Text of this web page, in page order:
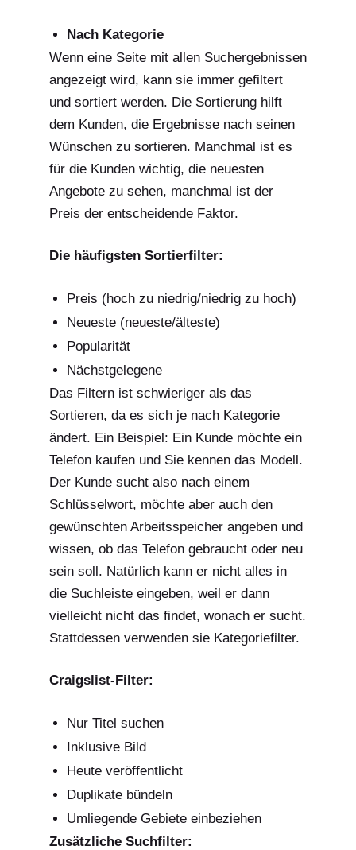
Nach Kategorie
Wenn eine Seite mit allen Suchergebnissen
angezeigt wird, kann sie immer gefiltert
und sortiert werden. Die Sortierung hilft
dem Kunden, die Ergebnisse nach seinen
Wünschen zu sortieren. Manchmal ist es
für die Kunden wichtig, die neuesten
Angebote zu sehen, manchmal ist der
Preis der entscheidende Faktor.
Die häufigsten Sortierfilter:
Preis (hoch zu niedrig/niedrig zu hoch)
Neueste (neueste/älteste)
Popularität
Nächstgelegene
Das Filtern ist schwieriger als das
Sortieren, da es sich je nach Kategorie
ändert. Ein Beispiel: Ein Kunde möchte ein
Telefon kaufen und Sie kennen das Modell.
Der Kunde sucht also nach einem
Schlüsselwort, möchte aber auch den
gewünschten Arbeitsspeicher angeben und
wissen, ob das Telefon gebraucht oder neu
sein soll. Natürlich kann er nicht alles in
die Suchleiste eingeben, weil er dann
vielleicht nicht das findet, wonach er sucht.
Stattdessen verwenden sie Kategoriefilter.
Craigslist-Filter:
Nur Titel suchen
Inklusive Bild
Heute veröffentlicht
Duplikate bündeln
Umliegende Gebiete einbeziehen
Zusätzliche Suchfilter: